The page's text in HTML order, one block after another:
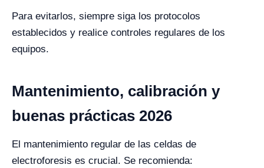
Para evitarlos, siempre siga los protocolos
establecidos y realice controles regulares de los
equipos.
Mantenimiento, calibración y
buenas prácticas 2026
El mantenimiento regular de las celdas de
electroforesis es crucial. Se recomienda: